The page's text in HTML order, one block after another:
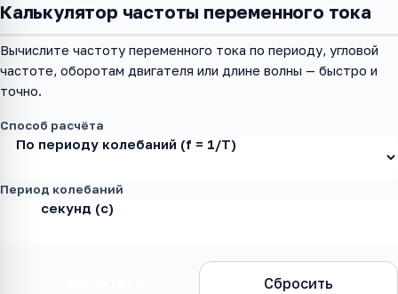
Калькулятор частоты переменного тока
Вычислите частоту переменного тока по периоду, угловой
частоте, оборотам двигателя или длине волны — быстро и
точно.
Способ расчёта
Период колебаний
Сбросить